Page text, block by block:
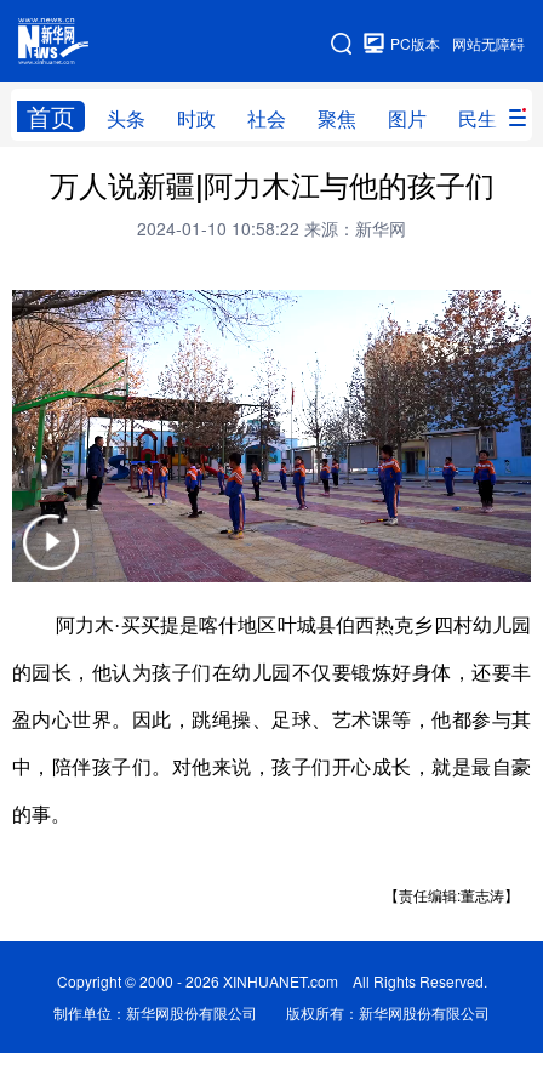
网站无障碍
PC版本
首页 头条 时政 社会 聚焦 图片 民生
网站地图
头条 时政 社会 聚焦
民生 访谈
访惠聚 专题 服务 援疆
云游新疆 云端悦读 云看书画 光影新疆
人事频道 融媒体联播 廉政频道 新华视角看新疆
地方频道
北京 天津 河北 山西
辽宁 吉林 上海 江苏
浙江 安徽 福建 江西
山东 河南 湖北 湖南
广东 广西 海南 重庆
多语种频道
万人说新疆|阿力木江与他的孩子们
2024-01-10 10:58:22 来源：新华网
阿力木·买买提是喀什地区叶城县伯西热克乡四村幼儿园
的园长，他认为孩子们在幼儿园 不仅要锻炼好身体，还要丰
盈内心世界。因此，跳绳操、足球、艺术课等，他都参与其
中，陪伴孩子们。对他来说，孩子们开心成长，就是最自豪
的事。
【责任编辑:董志涛】
Copyright © 2000 - 2026 XINHUANET.com All Rights Reserved.
制作单位：新华网股份有限公司 版权所有：新华网股份有限公司